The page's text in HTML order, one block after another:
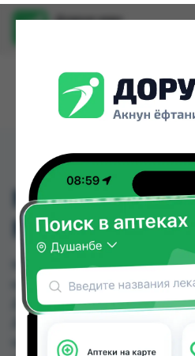
Доруи ман
MY TEDDY
МЫЛО 2В1
MY TEDDY ДЕТС ГЕЛЬ
купить или заказать в
Дорухона Имтиёз,
цене от 20.00 TJS до 34.00